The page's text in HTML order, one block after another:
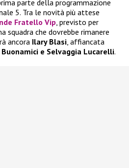
parte della programmazione
5. Tra le novità più attese
Fratello Vip, previsto per
squadra che dovrebbe rimanere
ancora Ilary Blasi, affiancata
Buonamici e Selvaggia Lucarelli.